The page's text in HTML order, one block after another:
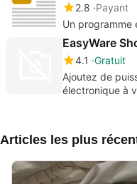
2.8 Payant
Un programme
EasyWare
4.1 Gratuit
Ajoutez de
électronique à
Articles les plus